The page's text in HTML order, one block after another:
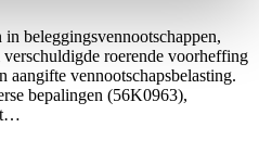
beleggingsvennootschappen,
roerende voorheffing
vennootschapsbelasting.
bepalingen (56K0963),